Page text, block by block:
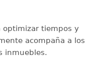
optimizar tiempos y
acompaña a los
inmuebles.